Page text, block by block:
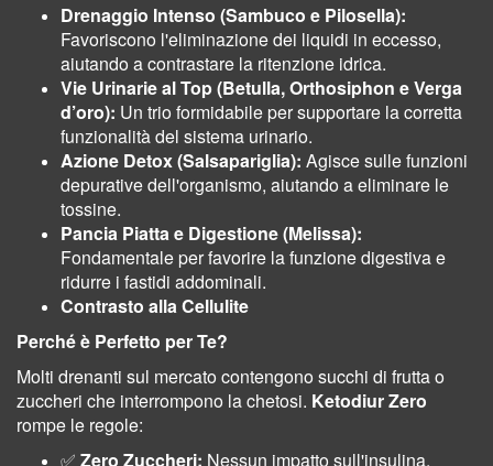
Drenaggio Intenso (Sambuco e Pilosella):
Favoriscono l'eliminazione dei liquidi in eccesso,
aiutando a contrastare la ritenzione idrica.
Vie Urinarie al Top (Betulla, Orthosiphon e Verga
d’oro): Un trio formidabile per supportare la corretta
funzionalità del sistema urinario.
Azione Detox (Salsapariglia): Agisce sulle funzioni
depurative dell'organismo, aiutando a eliminare le
tossine.
Pancia Piatta e Digestione (Melissa):
Fondamentale per favorire la funzione digestiva e
ridurre i fastidi addominali.
Contrasto alla Cellulite
Perché è Perfetto per Te?
Molti drenanti sul mercato contengono succhi di frutta o
zuccheri che interrompono la chetosi. Ketodiur Zero
rompe le regole:
✅ Zero Zuccheri: Nessun impatto sull'insulina.